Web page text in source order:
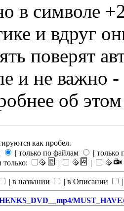
в символе
и вдруг
поверят
и не важно
об
как пробел.
| только по файлам | только
только: | |
| в названии | в Описании